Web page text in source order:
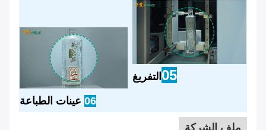
05 التفريغ
06 عينات الطباعة